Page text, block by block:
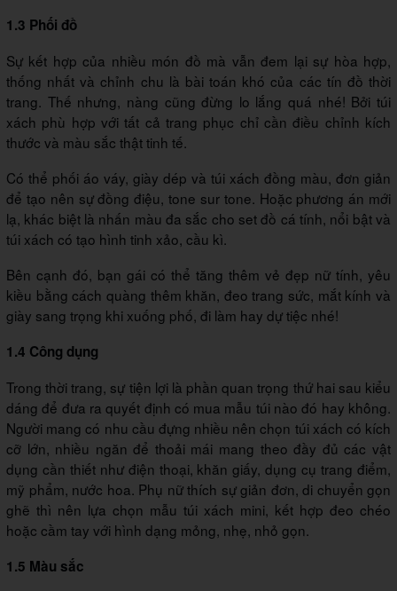
1.3 Phối đồ
Sự kết hợp của nhiều món đồ mà vẫn đem lại sự hòa hợp,
thống nhất và chỉnh chu là bài toán khó của các tín đồ thời
trang. Thế nhưng, nàng cũng đừng lo lắng quá nhé! Bởi túi
xách phù hợp với tất cả trang phục chỉ cần điều chỉnh kích
thước và màu sắc thật tinh tế.
Có thể phối áo váy, giày dép và túi xách đồng màu, đơn giản
để tạo nên sự đồng điệu, tone sur tone. Hoặc phương án mới
lạ, khác biệt là nhấn màu đa sắc cho set đồ cá tính, nổi bật và
túi xách có tạo hình tinh xảo, cầu kì.
Bên cạnh đó, bạn gái có thể tăng thêm vẻ đẹp nữ tính, yêu
kiều bằng cách quàng thêm khăn, đeo trang sức, mắt kính và
giày sang trọng khi xuống phố, đi làm hay dự tiệc nhé!
1.4 Công dụng
Trong thời trang, sự tiện lợi là phần quan trọng thứ hai sau kiểu
dáng để đưa ra quyết định có mua mẫu túi nào đó hay không.
Người mang có nhu cầu đựng nhiều nên chọn túi xách có kích
cỡ lớn, nhiều ngăn để thoải mái mang theo đầy đủ các vật
dụng cần thiết như điện thoại, khăn giấy, dụng cụ trang điểm,
mỹ phẩm, nước hoa. Phụ nữ thích sự giản đơn, di chuyển gọn
ghẽ thì nên lựa chọn mẫu túi xách mini, kết hợp đeo chéo
hoặc cầm tay với hình dạng mỏng, nhẹ, nhỏ gọn.
1.5 Màu sắc